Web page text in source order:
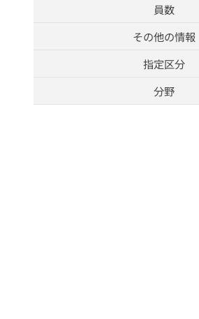
員数
その他の情報
指定区分
分野